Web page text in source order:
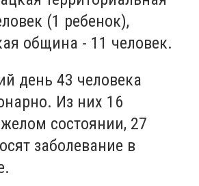
(1 ребенок),
община - 11 человек.
день 43 человека
Из них 16
состоянии, 27
заболевание в